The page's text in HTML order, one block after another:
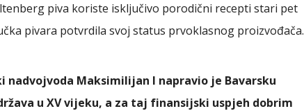
piva koriste isključivo porodični recepti stari pet
pivara potvrdila svoj status prvoklasnog proizvođača.
nadvojvoda Maksimilijan I napravio je Bavarsku
u XV vijeku, a za taj finansijski uspjeh dobrim